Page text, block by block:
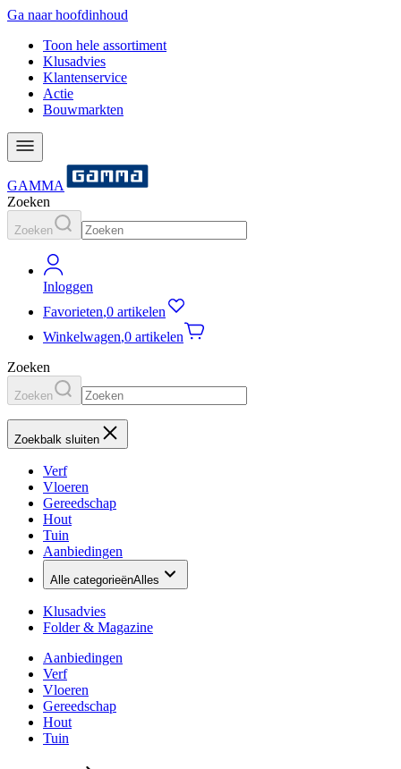
Ga naar hoofdinhoud
Toon hele assortiment
Klusadvies
Klantenservice
Actie
Bouwmarkten
GAMMA
Zoeken
Zoeken
Inloggen
Favorieten,0 artikelen
Winkelwagen,0 artikelen
Zoeken
Zoeken
Zoekbalk sluiten
Verf
Vloeren
Gereedschap
Hout
Tuin
Aanbiedingen
Alle categorieënAlles
Klusadvies
Folder & Magazine
Aanbiedingen
Verf
Vloeren
Gereedschap
Hout
Tuin